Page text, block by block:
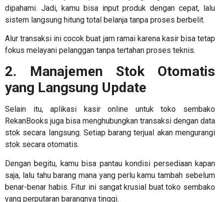
dipahami. Jadi, kamu bisa input produk dengan cepat, lalu
sistem langsung hitung total belanja tanpa proses berbelit.
Alur transaksi ini cocok buat jam ramai karena kasir bisa tetap
fokus melayani pelanggan tanpa tertahan proses teknis.
2. Manajemen Stok Otomatis
yang Langsung Update
Selain itu,aplikasi kasir online untuk toko sembako
RekanBooks juga bisa menghubungkan transaksi dengan data
stok secara langsung. Setiap barang terjual akan mengurangi
stok secara otomatis.
Dengan begitu, kamu bisa pantau kondisi persediaan kapan
saja, lalu tahu barang mana yang perlu kamu tambah sebelum
benar-benar habis. Fitur ini sangat krusial buat toko sembako
yang perputaran barangnya tinggi.